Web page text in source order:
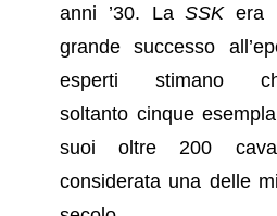
anni ’30. LaSSKera
grande successo
esperti stimano
soltanto cinque
suoi oltre 200
considerata una delle